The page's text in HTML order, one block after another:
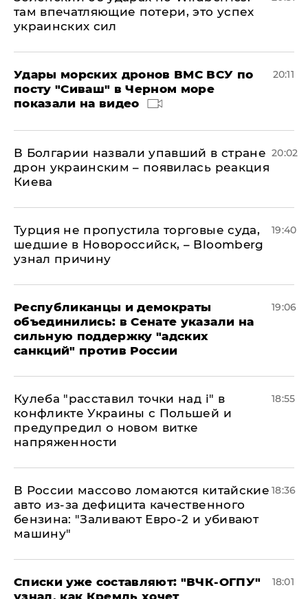
там впечатляющие потери, это успех
украинских сил
Удары морских дронов ВМС ВСУ по
посту "Сиваш" в Черном море
показали на видео
20:11
В Болгарии назвали упавший в стране
дрон украинским – появилась реакция
Киева
20:02
Турция не пропустила торговые суда,
шедшие в Новороссийск, – Bloomberg
узнал причину
19:40
Республиканцы и демократы
объединились: в Сенате указали на
сильную поддержку "адских
санкций" против России
19:06
Кулеба "расставил точки над і" в
конфликте Украины с Польшей и
предупредил о новом витке
напряженности
18:55
В России массово ломаются китайские
авто из-за дефицита качественного
бензина: "Заливают Евро-2 и убивают
машину"
18:36
Списки уже составляют: "ВЧК-ОГПУ"
узнал, как Кремль хочет
18:01